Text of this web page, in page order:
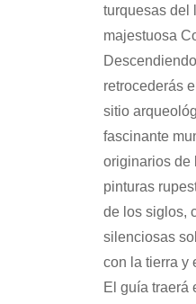
turquesas del
majestuosa
retrocederás
sitio
fascinante
originarios de
pinturas
de los siglos,
silenciosas
con la tierra y
El guía traerá